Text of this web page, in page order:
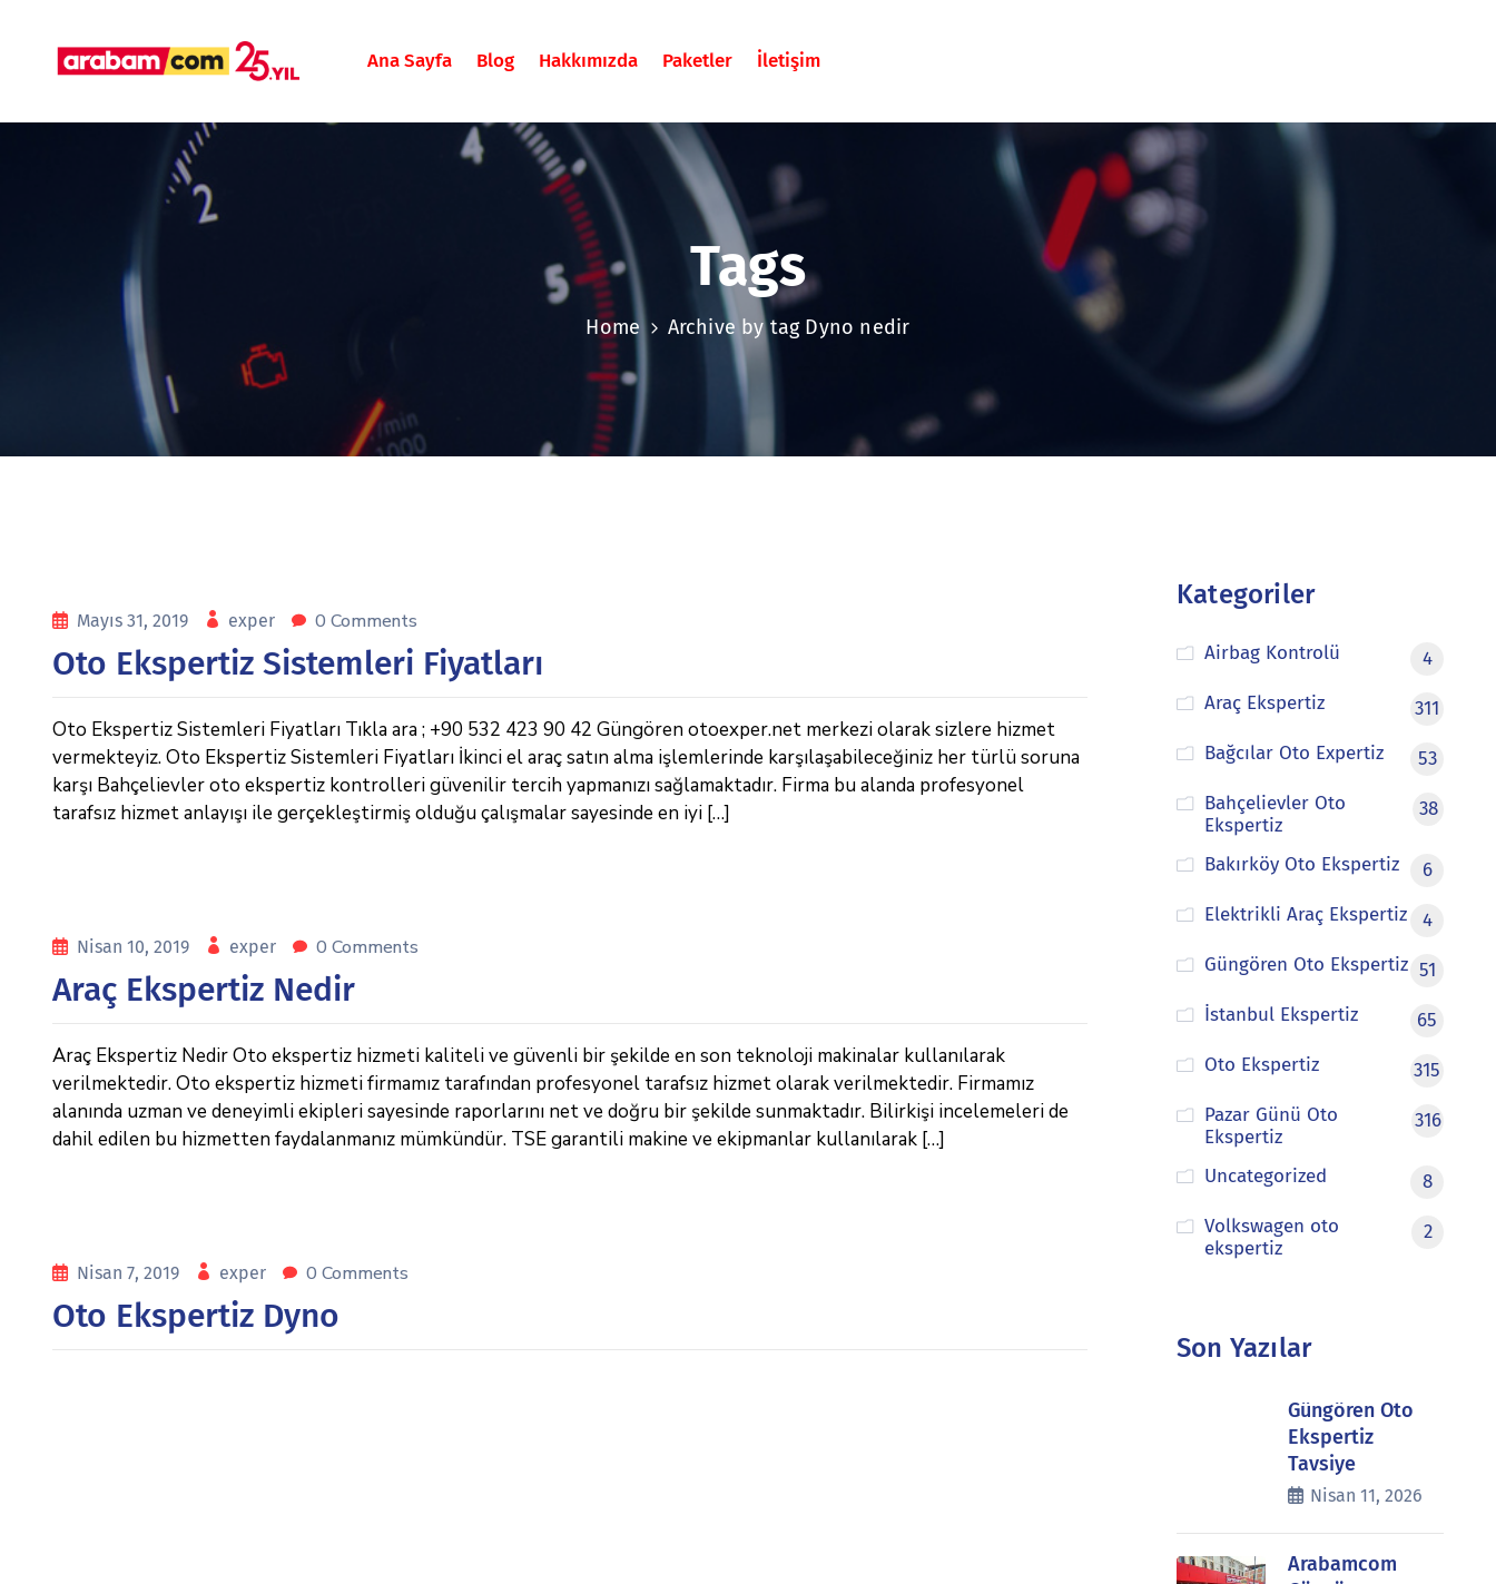
Ana Sayfa Blog Hakkımızda Paketler İletişim
Tags
Home Archive by tag Dyno nedir
Mayıs 31, 2019 exper 0 Comments
Oto Ekspertiz Sistemleri Fiyatları
Oto Ekspertiz Sistemleri Fiyatları Tıkla ara ; +90 532 423 90 42 Güngören otoexper.net merkezi olarak sizlere hizmet
vermekteyiz. Oto Ekspertiz Sistemleri Fiyatları İkinci el araç satın alma işlemlerinde karşılaşabileceğiniz her türlü soruna
karşı Bahçelievler oto ekspertiz kontrolleri güvenilir tercih yapmanızı sağlamaktadır. Firma bu alanda profesyonel
tarafsız hizmet anlayışı ile gerçekleştirmiş olduğu çalışmalar sayesinde en iyi […]
Nisan 10, 2019 exper 0 Comments
Araç Ekspertiz Nedir
Araç Ekspertiz Nedir Oto ekspertiz hizmeti kaliteli ve güvenli bir şekilde en son teknoloji makinalar kullanılarak
verilmektedir. Oto ekspertiz hizmeti firmamız tarafından profesyonel tarafsız hizmet olarak verilmektedir. Firmamız
alanında uzman ve deneyimli ekipleri sayesinde raporlarını net ve doğru bir şekilde sunmaktadır. Bilirkişi incelemeleri de
dahil edilen bu hizmetten faydalanmanız mümkündür. TSE garantili makine ve ekipmanlar kullanılarak […]
Nisan 7, 2019 exper 0 Comments
Oto Ekspertiz Dyno
Kategoriler
Airbag Kontrolü
4
Araç Ekspertiz
311
Bağcılar Oto Expertiz
53
Bahçelievler Oto
Ekspertiz
38
Bakırköy Oto Ekspertiz
6
Elektrikli Araç Ekspertiz
4
Güngören Oto Ekspertiz 51
İstanbul Ekspertiz
65
Oto Ekspertiz
315
Pazar Günü Oto
Ekspertiz
316
Uncategorized
8
Volkswagen oto
ekspertiz
2
Son Yazılar
Güngören Oto
Ekspertiz
Tavsiye
Nisan 11, 2026
Arabamcom